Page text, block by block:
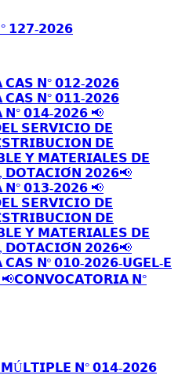
𝟭𝟮𝟳-𝟮𝟬𝟮𝟲
𝗡° 𝟬𝟭𝟮-𝟮𝟬𝟮𝟲
𝗡° 𝟬𝟭𝟭-𝟮𝟬𝟮𝟲
𝟬𝟭𝟰-𝟮𝟬𝟮𝟲 📢
𝗦𝗘𝗥𝗩𝗜𝗖𝗜𝗢 𝗗𝗘
𝗗𝗘
𝗬 𝗠𝗔𝗧𝗘𝗥𝗜𝗔𝗟𝗘𝗦 𝗗𝗘
𝗗𝗢𝗧𝗔𝗖𝗜𝗢́𝗡 𝟮𝟬𝟮𝟲📢
𝟬𝟭𝟯-𝟮𝟬𝟮𝟲 📢
𝗦𝗘𝗥𝗩𝗜𝗖𝗜𝗢 𝗗𝗘
𝗗𝗘
𝗬 𝗠𝗔𝗧𝗘𝗥𝗜𝗔𝗟𝗘𝗦 𝗗𝗘
𝗗𝗢𝗧𝗔𝗖𝗜𝗢́𝗡 𝟮𝟬𝟮𝟲📢
𝗡º 𝟬𝟭𝟬-𝟮𝟬𝟮𝟲-𝗨𝗚𝗘𝗟-𝗘
|| 📢𝗖𝗢𝗡𝗩𝗢𝗖𝗔𝗧𝗢𝗥𝗜𝗔 𝗡°
𝗡° 𝟬𝟭𝟰-𝟮𝟬𝟮𝟲